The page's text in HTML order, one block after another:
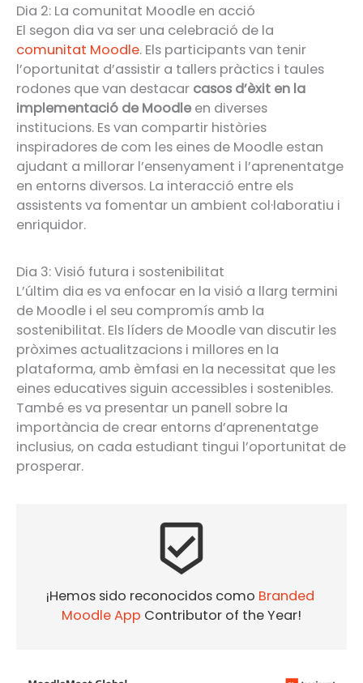
Dia 2: La comunitat Moodle en acció
El segon dia va ser una celebració de la
comunitat Moodle. Els participants van tenir
l’oportunitat d’assistir a tallers pràctics i taules
rodones que van destacar casos d’èxit en la
implementació de Moodle en diverses
institucions. Es van compartir històries
inspiradores de com les eines de Moodle estan
ajudant a millorar l’ensenyament i l’aprenentatge
en entorns diversos. La interacció entre els
assistents va fomentar un ambient col·laboratiu i
enriquidor.
Dia 3: Visió futura i sostenibilitat
L’últim dia es va enfocar en la visió a llarg termini
de Moodle i el seu compromís amb la
sostenibilitat. Els líders de Moodle van discutir les
pròximes actualitzacions i millores en la
plataforma, amb èmfasi en la necessitat que les
eines educatives siguin accessibles i sostenibles.
També es va presentar un panell sobre la
importància de crear entorns d’aprenentatge
inclusius, on cada estudiant tingui l’oportunitat de
prosperar.
beenhere
¡Hemos sido reconocidos como Branded
Moodle App Contributor of the Year!